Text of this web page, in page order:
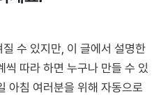
수 있지만, 이 글에서 설명한
따라 하면 누구나 만들 수 있
아침 여러분을 위해 자동으로